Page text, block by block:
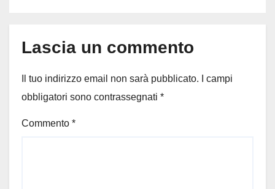
Lascia un commento
Il tuo indirizzo email non sarà pubblicato.
I campi
obbligatori sono contrassegnati *
Commento *